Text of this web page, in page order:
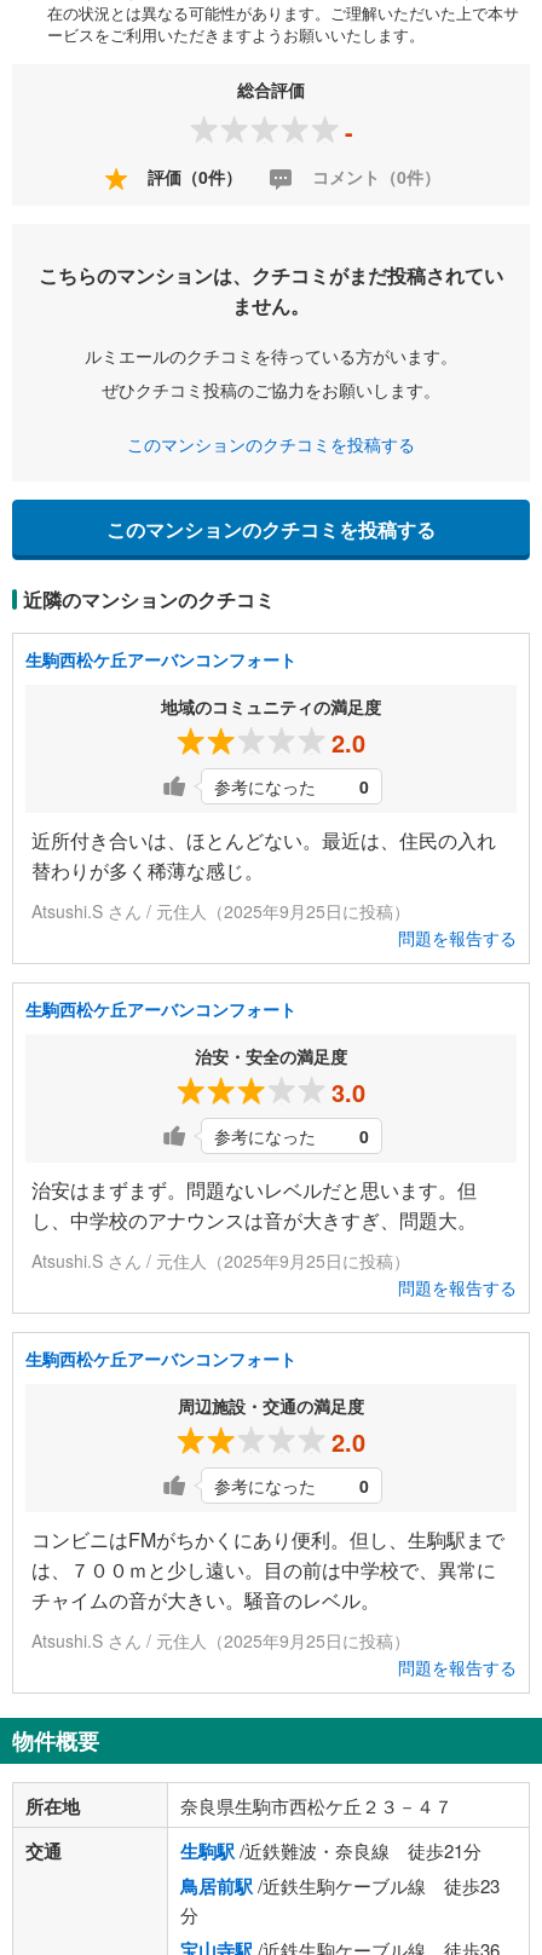
在の状況とは異なる可能性があります。ご理解いただいた上で本サ
ービスをご利用いただきますようお願いいたします。
総合評価
-
評価（0件） コメント（0件）
こちらのマンションは、クチコミがまだ投稿されてい
ません。
ルミエールのクチコミを待っている方がいます。
ぜひクチコミ投稿のご協力をお願いします。
このマンションのクチコミを投稿する
このマンションのクチコミを投稿する
近隣のマンションのクチコミ
生駒西松ケ丘アーバンコンフォート
地域のコミュニティの満足度
2.0
参考になった 0
近所付き合いは、ほとんどない。最近は、住民の入れ
替わりが多く稀薄な感じ。
Atsushi.S さん / 元住人（2025年9月25日に投稿）
問題を報告する
生駒西松ケ丘アーバンコンフォート
治安・安全の満足度
3.0
参考になった 0
治安はまずまず。問題ないレベルだと思います。但
し、中学校のアナウンスは音が大きすぎ、問題大。
Atsushi.S さん / 元住人（2025年9月25日に投稿）
問題を報告する
生駒西松ケ丘アーバンコンフォート
周辺施設・交通の満足度
2.0
参考になった 0
コンビニはFMがちかくにあり便利。但し、生駒駅まで
は、７００ｍと少し遠い。目の前は中学校で、異常に
チャイムの音が大きい。騒音のレベル。
Atsushi.S さん / 元住人（2025年9月25日に投稿）
問題を報告する
物件概要
所在地 奈良県生駒市西松ケ丘２３－４７
交通 生駒駅/近鉄難波・奈良線 徒歩21分
鳥居前駅/近鉄生駒ケーブル線 徒歩23
分
/近鉄生駒ケーブル線 徒歩36